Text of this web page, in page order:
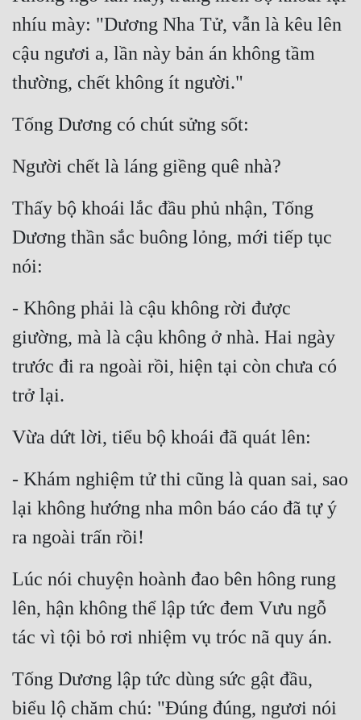
nhíu mày: "Dương Nha Tử, vẫn là kêu lên
cậu ngươi a, lần này bản án không tầm
thường, chết không ít người."
Tống Dương có chút sửng sốt:
Người chết là láng giềng quê nhà?
Thấy bộ khoái lắc đầu phủ nhận, Tống
Dương thần sắc buông lỏng, mới tiếp tục
nói:
- Không phải là cậu không rời được
giường, mà là cậu không ở nhà. Hai ngày
trước đi ra ngoài rồi, hiện tại còn chưa có
trở lại.
Vừa dứt lời, tiểu bộ khoái đã quát lên:
- Khám nghiệm tử thi cũng là quan sai, sao
lại không hướng nha môn báo cáo đã tự ý
ra ngoài trấn rồi!
Lúc nói chuyện hoành đao bên hông rung
lên, hận không thể lập tức đem Vưu ngỗ
tác vì tội bỏ rơi nhiệm vụ tróc nã quy án.
Tống Dương lập tức dùng sức gật đầu,
biểu lộ chăm chú: "Đúng đúng, ngươi nói